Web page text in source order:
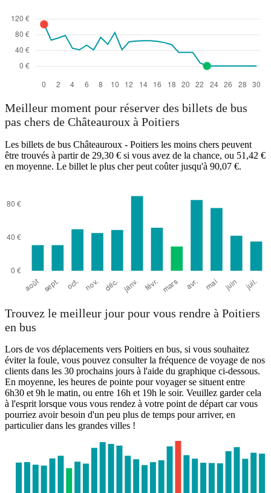
Meilleur moment pour réserver des billets de bus
pas chers de Châteauroux à Poitiers
Les billets de bus Châteauroux - Poitiers les moins chers peuvent
être trouvés à partir de 29,30 € si vous avez de la chance, ou 51,42 €
en moyenne. Le billet le plus cher peut coûter jusqu'à 90,07 €.
Trouvez le meilleur jour pour vous rendre à Poitiers
en bus
Lors de vos déplacements vers Poitiers en bus, si vous souhaitez
éviter la foule, vous pouvez consulter la fréquence de voyage de nos
clients dans les 30 prochains jours à l'aide du graphique ci-dessous.
En moyenne, les heures de pointe pour voyager se situent entre
6h30 et 9h le matin, ou entre 16h et 19h le soir. Veuillez garder cela
à l'esprit lorsque vous vous rendez à votre point de départ car vous
pourriez avoir besoin d'un peu plus de temps pour arriver, en
particulier dans les grandes villes !